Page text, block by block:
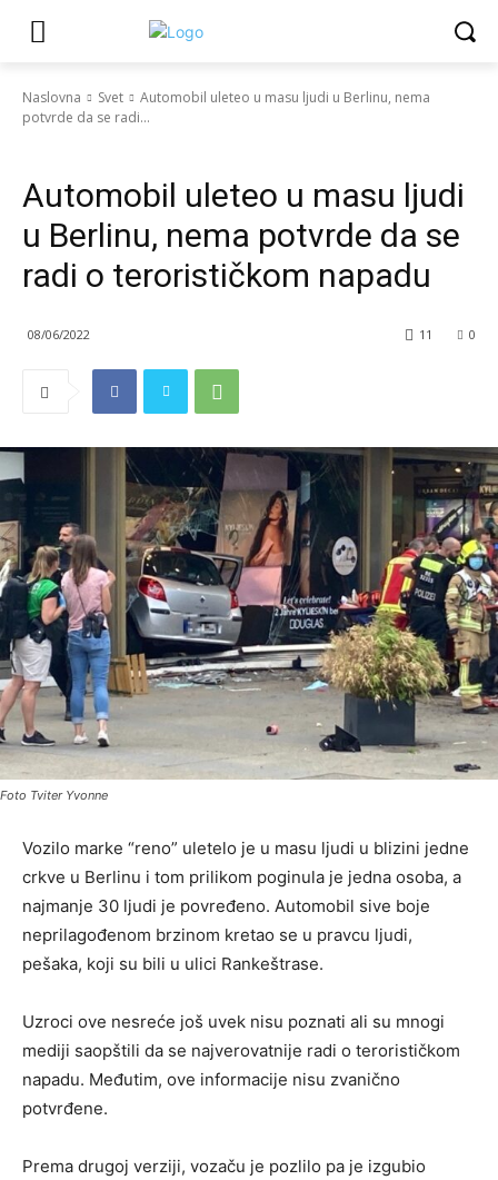
Naslovna Svet
Automobil uleteo u masu ljudi u Berlinu, nema
potvrde da se radi...
Automobil uleteo u masu ljudi
u Berlinu, nema potvrde da se
radi o terorističkom napadu
08/06/2022 0
11
Foto Tviter Yvonne
Vozilo marke “reno” uletelo je u masu ljudi u blizini jedne
crkve u Berlinu i tom prilikom poginula je jedna osoba, a
najmanje 30 ljudi je povređeno. Automobil sive boje
neprilagođenom brzinom kretao se u pravcu ljudi,
pešaka, koji su bili u ulici Rankeštrase.
Uzroci ove nesreće još uvek nisu poznati ali su mnogi
mediji saopštili da se najverovatnije radi o terorističkom
napadu. Međutim, ove informacije nisu zvanično
potvrđene.
Prema drugoj verziji, vozaču je pozlilo pa je izgubio